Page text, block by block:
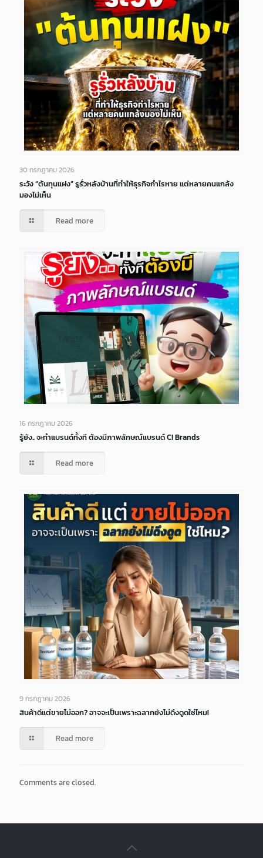
30 กรกฎาคม 2026
ระวัง “ต้นทุนแฝง” รูรั่วหลังบ้านที่ทำให้ธุรกิจกำไรหาย แต่หลายคนแกล้ง
มองไม่เห็น
Read more
16 กรกฎาคม 2026
รู้ยัง.. จะทำแบรนด์ทั้งที ต้องมีภาพลักษณ์แบรนด์ CI Brands
Read more
9 กรกฎาคม 2026
สินค้าดีแต่ขายไม่ออก? อาจจะเป็นเพราะฉลากยังไม่ดึงดูดใช่ไหม!
Read more
Comments are closed.